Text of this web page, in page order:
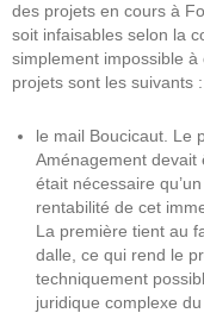
des projets en cours à
soit infaisables selon la
simplement impossible
projets sont les suivants :
le mail Boucicaut. Le
Aménagement devait
était nécessaire
rentabilité de cet
La première tient au
dalle, ce qui rend le
techniquement
juridique complexe